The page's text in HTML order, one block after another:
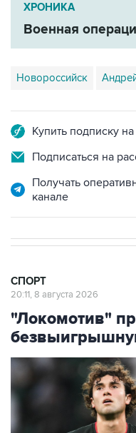
ХРОНИКА
Военная
Новороссийск
Купить подписку
Подписаться на
Получать
канале
СПОРТ
20:11, 8 августа 2026
"Локомотив"